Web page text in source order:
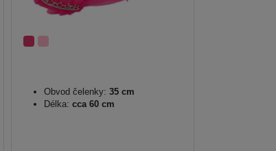
Obvod čelenky: 35 cm
Délka: cca 60 cm